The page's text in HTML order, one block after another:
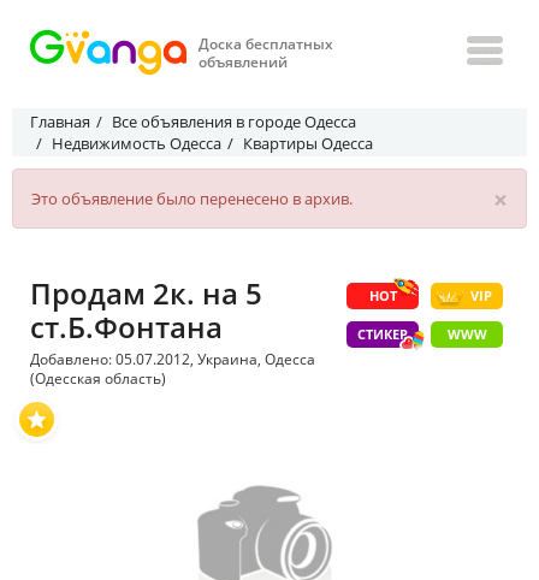
Доска бесплатных
объявлений
Главная
Все объявления в городе Одесса
Недвижимость Одесса
Квартиры Одесса
×
Это объявление было перенесено в архив.
HOT VIP
СТИКЕР WWW
Продам 2к. на 5
ст.Б.Фонтана
Добавлено: 05.07.2012, Украина, Одесса
(Одесская область)